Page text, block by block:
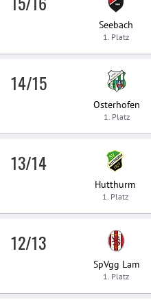
Seebach
1. Platz
14/15
Osterhofen
1. Platz
13/14
Hutthurm
1. Platz
12/13
SpVgg Lam
1. Platz